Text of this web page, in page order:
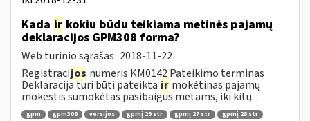
Kada ir kokiu būdu teikiama metinės pajamų
deklaracijos GPM308 forma?
Web turinio sąrašas 2018-11-22
Registracijos numeris KM0142 Pateikimo terminas
Deklaracija turi būti pateikta ir mokėtinas pajamų
mokestis sumokėtas pasibaigus metams, iki kitų...
gpm gpm308 versijos gpmį 29 str gpmį 27 str
gpmį 28 str